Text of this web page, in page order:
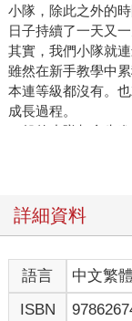
小隊，除此之外的
日子持續了一天又一
其實，我們小隊就
雖然在新手教學中
本連等級都沒有。
成長過程。
一般的小隊都會先
看在別人眼裡，或
言不算什麼，但即
現在我們馬上就要
的陣形，或是記熟
幾乎可以說全都由
換句話說，其他小
詳細資料
語言 中文繁體
ISBN